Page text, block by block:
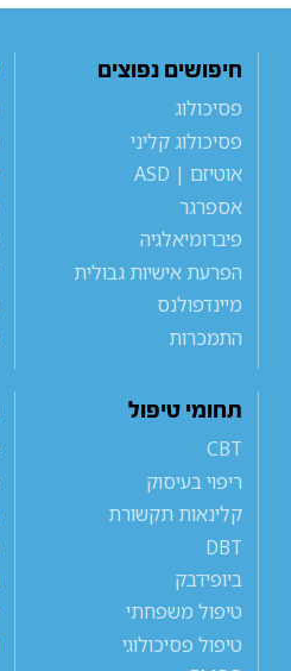
חיפושים נפוצים
פסיכולוג
פסיכולוג קליני
אוטיזם | ASD
אספרגר
פיברומיאלגיה
הפרעת אישיות גבולית
מיינדפולנס
התמכרות
תחומי טיפול
CBT
ריפוי בעיסוק
קלינאות תקשורת
DBT
ביופידבק
טיפול משפחתי
טיפול פסיכולוגי